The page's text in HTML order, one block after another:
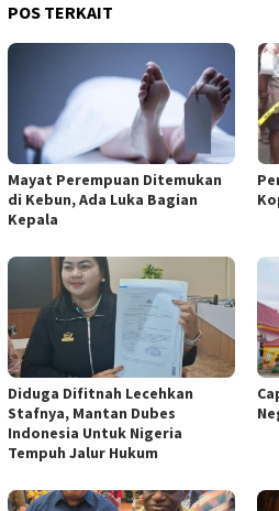
POS TERKAIT
Mayat Perempuan Ditemukan
di Kebun, Ada Luka Bagian
Kepala
Diduga Difitnah Lecehkan
Stafnya, Mantan Dubes
Indonesia Untuk Nigeria
Tempuh Jalur Hukum